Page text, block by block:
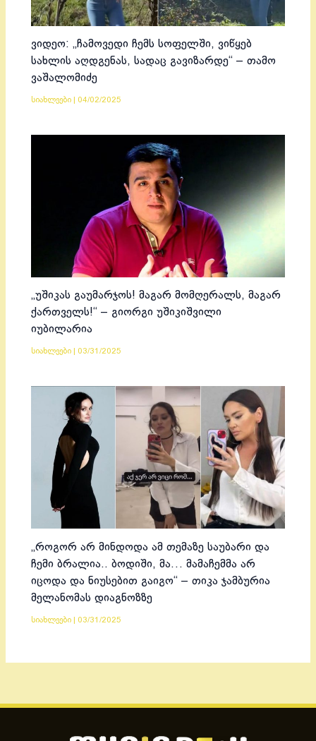
ვიდეო: „ჩამოვედი ჩემს სოფელში, ვიწყებ
სახლის აღდგენას, სადაც გავიზარდე“ – თამო
ვაშალომიძე
სიახლეები 04/02/2025
„უშიკას გაუმარჯოს! მაგარ მომღერალს, მაგარ
ქართველს!“ – გიორგი უშიკიშვილი
იუბილარია
სიახლეები 03/31/2025
„როგორ არ მინდოდა ამ თემაზე საუბარი და
ჩემი ბრალია.. ბოდიში, მა… მამაჩემმა არ
იცოდა და ნიუსებით გაიგო“ – თიკა ჯამბურია
მელანომას დიაგნოზზე
სიახლეები 03/31/2025